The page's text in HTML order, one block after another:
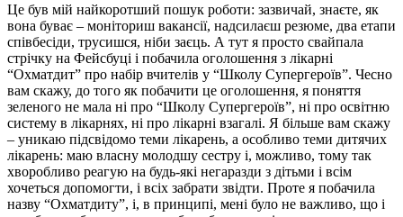
Це був мій найкоротший пошук роботи: зазвичай, знаєте, як
вона буває – моніториш вакансії, надсилаєш резюме, два етапи
співбесіди, трусишся, ніби заєць. А тут я просто свайпала
стрічку на Фейсбуці і побачила оголошення з лікарні
“Охматдит” про набір вчителів у “Школу Супергероїв”. Чесно
вам скажу, до того як побачити це оголошення, я поняття
зеленого не мала ні про “Школу Супергероїв”, ні про освітню
систему в лікарнях, ні про лікарні взагалі. Я більше вам скажу
– уникаю підсвідомо теми лікарень, а особливо теми дитячих
лікарень: маю власну молодшу сестру і, можливо, тому так
хворобливо реагую на будь-які негаразди з дітьми і всім
хочеться допомогти, і всіх забрати звідти. Проте я побачила
назву “Охматдиту”, і, в принципі, мені було не важливо, що і